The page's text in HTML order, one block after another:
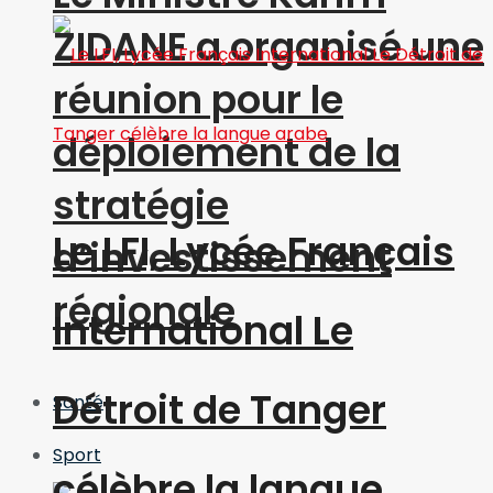
ZIDANE a organisé une
réunion pour le
déploiement de la
stratégie
d’investissement
régionale
Santé
Sport
Le LFI, Lycée Français
International Le
Détroit de Tanger